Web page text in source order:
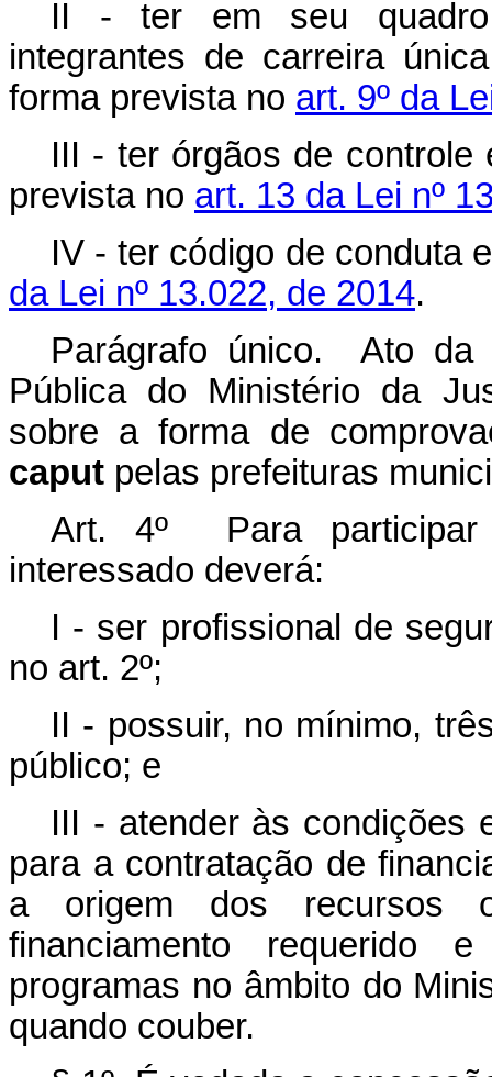
II - ter em seu quadro
integrantes de carreira
forma prevista no art. 9º da
III - ter órgãos de controle
prevista no art. 13 da Lei nº
IV - ter código de conduta
da Lei nº 13.022, de 2014.
Parágrafo único. Ato da
Pública do Ministério da
sobre a forma de
caput pelas prefeituras
Art. 4º Para participar
interessado deverá:
I - ser profissional de
no art. 2º;
II - possuir, no mínimo,
público; e
III - atender às condições
para a contratação de
a origem dos recursos
financiamento requerido
programas no âmbito do
quando couber.